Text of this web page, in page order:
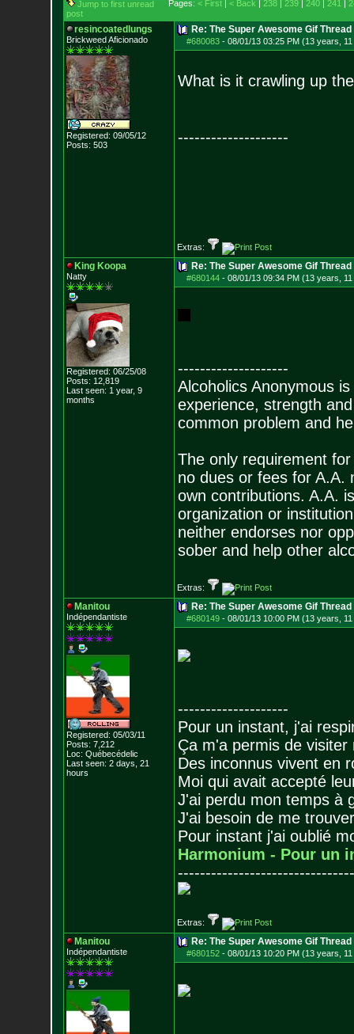
Jump to first unread
post
Pages: < First| < Back | 238| 239| 240| 241 |
resincoatedlungs
Brickweed Aficionado
Registered: 09/05/12
Posts: 503
Re: The Super Awesome Gif Thread
#680083- 08/01/13 03:25 PM (13 years,
What is it crawling up
--------------------
Extras:
King Koopa
Natty
Registered: 06/25/08
Posts: 12,819
Last seen: 1 year, 9
months
Re: The Super Awesome Gif Thread
#680144- 08/01/13 09:34 PM (13 years,
--------------------
Alcoholics Anonymous
experience, strength
common problem and
The only requirement
no dues or fees for A.A.
own contributions. A.A.
organization or
neither endorses nor
sober and help other
Extras:
Manitou
Indépendantiste
Registered: 05/03/11
Posts: 7,212
Loc: Québecédelic
Last seen: 2 days, 21
hours
Re: The Super Awesome Gif Thread
#680149- 08/01/13 10:00 PM (13 years,
--------------------
Pour un instant, j'ai
Ça m'a permis de visiter
Des inconnus vivent en
Moi qui avait accepté
J'ai perdu mon temps à
J'ai besoin de me
Pour instant j'ai oublié
Harmonium - Pour un
--------------------------------
Extras:
Manitou
Indépendantiste
Re: The Super Awesome Gif Thread
#680152- 08/01/13 10:20 PM (13 years,